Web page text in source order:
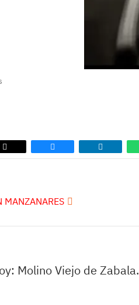
MANZANARES
Molino Viejo de Zabala.